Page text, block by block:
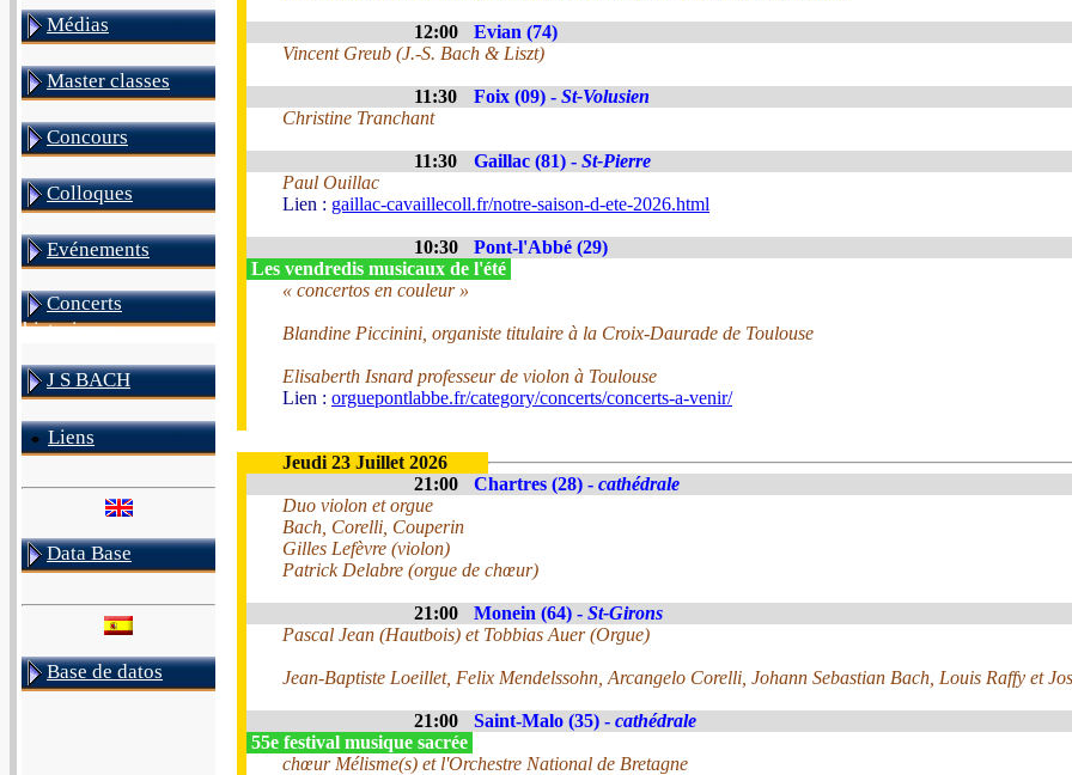
Médias
Master classes
Concours
Colloques
Evénements
Concerts
historiques
J S BACH
Liens
Data Base
Base de datos
12:00
Evian (74)
Vincent Greub (J.-S. Bach & Liszt)
11:30 Foix (09) - St-Volusien
Christine Tranchant
11:30 Gaillac (81) - St-Pierre
Paul Ouillac
Lien : gaillac-cavaillecoll.fr/notre-saison-d-ete-2026.html
10:30
Pont-l'Abbé (29)
Les vendredis musicaux de l'été
« concertos en couleur »
Blandine Piccinini, organiste titulaire à la Croix-Daurade de Toulouse
Elisaberth Isnard professeur de violon à Toulouse
Lien : orguepontlabbe.fr/category/concerts/concerts-a-venir/
Jeudi 23 Juillet 2026
21:00
Chartres (28) - cathédrale
Duo violon et orgue
Bach, Corelli, Couperin
Gilles Lefèvre (violon)
Patrick Delabre (orgue de chœur)
21:00 Monein (64) - St-Girons
Pascal Jean (Hautbois) et Tobbias Auer (Orgue)
Jean-Baptiste Loeillet, Felix Mendelssohn, Arcangelo Corelli, Johann Sebastian Bach, Louis Raffy et
21:00 Saint-Malo (35) - cathédrale
55e festival musique sacrée
chœur Mélisme(s) et l'Orchestre National de Bretagne